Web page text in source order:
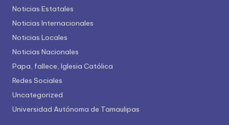
Noticias Estatales
Noticias Internacionales
Noticias Locales
Noticias Nacionales
Papa, fallece, Iglesia Católica
Redes Sociales
Uncategorized
Universidad Autónoma de Tamaulipas